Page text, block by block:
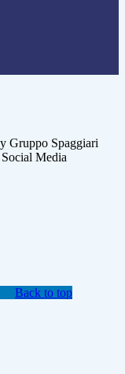
Gruppo Spaggiari
Media
Back to top